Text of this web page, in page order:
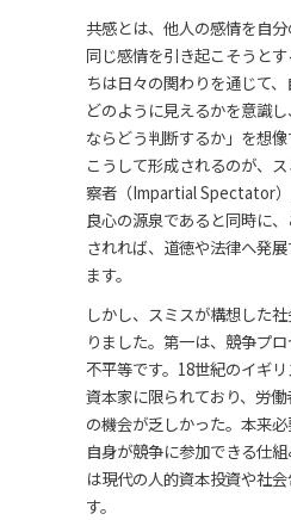
共感とは、他人の感情を自分
同じ感情を引き起こそうと
ちは日々の関わりを通じて
どのように見えるかを意識
ならどう判断するか」を想像
こうして形成されるのが、
察者（Impartial Spectator
良心の源泉であると同時に
されれば、道徳や法律へ発
ます。
しかし、スミスが構想した
りました。第一は、競争プ
不平等です。18世紀のイギ
資本家に限られており、労
の機会が乏しかった。本来
自身が競争に参加できる仕
は現代の人的資本投資や社
す。